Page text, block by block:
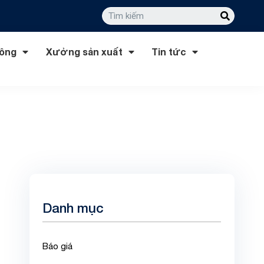
Xưởng sản xuất
Tin tức
Danh mục
Báo giá